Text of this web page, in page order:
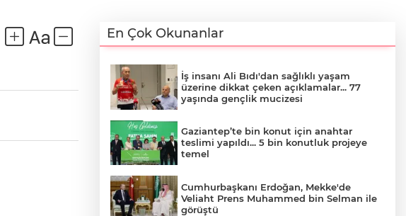
En Çok Okunanlar
İş insanı Ali Bıdı'dan sağlıklı yaşam
üzerine dikkat çeken açıklamalar... 77
yaşında gençlik mucizesi
Gaziantep’te bin konut için anahtar
teslimi yapıldı... 5 bin konutluk projeye
temel
Cumhurbaşkanı Erdoğan, Mekke'de
Veliaht Prens Muhammed bin Selman ile
görüştü